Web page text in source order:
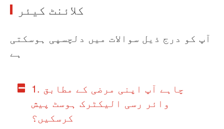
کلائنٹ کیئر
آپ کو درج ذیل سوالات میں دلچسپی ہوسکتی
ہے
1. چاہے آپ اپنی مرضی کے مطابق
وائر رسی الیکٹرک ہوسٹ پیش
کرسکیں؟